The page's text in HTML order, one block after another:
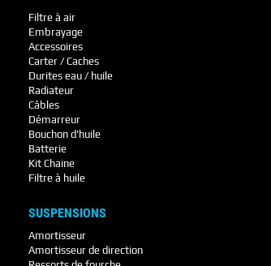
Filtre à air
Embrayage
Accessoires
Carter / Caches
Durites eau / huile
Radiateur
Câbles
Démarreur
Bouchon d'huile
Batterie
Kit Chaine
Filtre à huile
SUSPENSIONS
Amortisseur
Amortisseur de direction